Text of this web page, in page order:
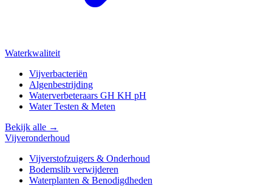
Waterkwaliteit
Vijverbacteriën
Algenbestrijding
Waterverbeteraars GH KH pH
Water Testen & Meten
Bekijk alle →
Vijveronderhoud
Vijverstofzuigers & Onderhoud
Bodemslib verwijderen
Waterplanten & Benodigdheden